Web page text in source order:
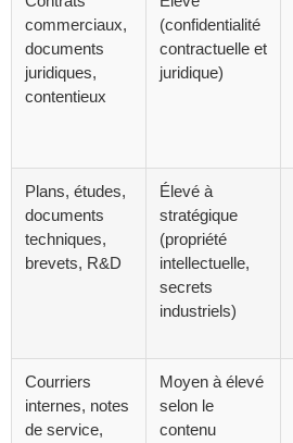
commerciaux,
documents
juridiques,
contentieux
(confidentialité
contractuelle et
juridique)
Plans, études,
documents
techniques,
brevets, R&D
Élevé à
stratégique
(propriété
intellectuelle,
secrets
industriels)
Courriers
internes, notes
de service,
Moyen à élevé
selon le
contenu